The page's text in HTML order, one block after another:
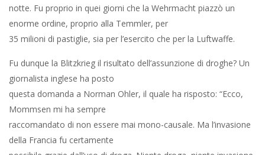
notte. Fu proprio in quei giorni che la Wehrmacht piazzò un
enorme ordine, proprio alla Temmler, per
35 milioni di pastiglie, sia per l’esercito che per la Luftwaffe.
Fu dunque la Blitzkrieg il risultato dell’assunzione di droghe? Un
giornalista inglese ha posto
questa domanda a Norman Ohler, il quale ha risposto: “Ecco,
Mommsen mi ha sempre
raccomandato di non essere mai mono-causale. Ma l’invasione
della Francia fu certamente